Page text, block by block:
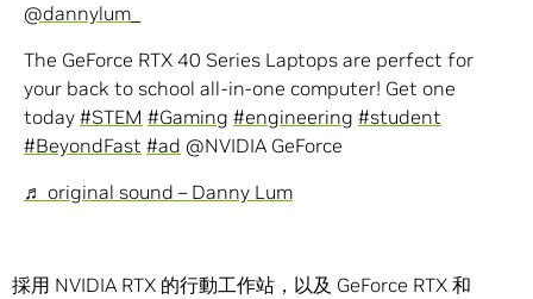
@dannylum_
The GeForce RTX 40 Series Laptops are perfect for
your back to school all-in-one computer! Get one
today #STEM #Gaming #engineering #student
#BeyondFast #ad @NVIDIA GeForce
♬ original sound – Danny Lum
採用 NVIDIA RTX 的行動工作站，以及 GeForce RTX 和